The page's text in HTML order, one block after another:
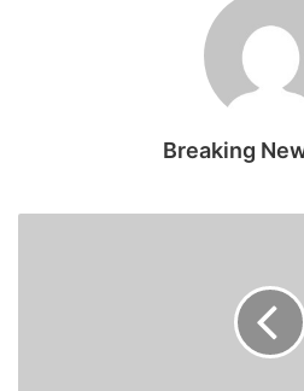
Breaking